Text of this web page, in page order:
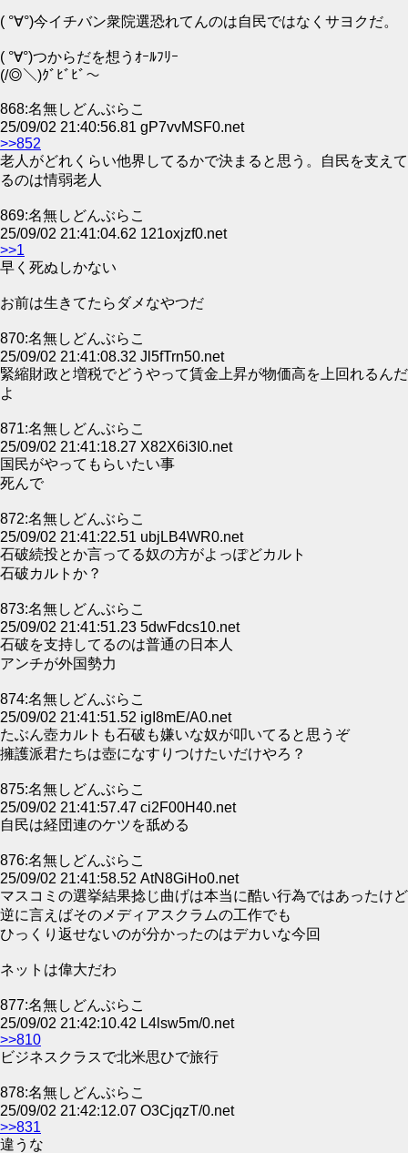
( °∀°)今イチバン衆院選恐れてんのは自民ではなくサヨクだ。
( °∀°)つからだを想うｵｰﾙﾌﾘｰ
(/◎＼)ｸﾞﾋﾞﾋﾞ〜
868:名無しどんぶらこ
25/09/02 21:40:56.81 gP7vvMSF0.net
>>852
老人がどれくらい他界してるかで決まると思う。自民を支えて
るのは情弱老人
869:名無しどんぶらこ
25/09/02 21:41:04.62 121oxjzf0.net
>>1
早く死ぬしかない
お前は生きてたらダメなやつだ
870:名無しどんぶらこ
25/09/02 21:41:08.32 Jl5fTrn50.net
緊縮財政と増税でどうやって賃金上昇が物価高を上回れるんだ
よ
871:名無しどんぶらこ
25/09/02 21:41:18.27 X82X6i3I0.net
国民がやってもらいたい事
死んで
872:名無しどんぶらこ
25/09/02 21:41:22.51 ubjLB4WR0.net
石破続投とか言ってる奴の方がよっぽどカルト
石破カルトか？
873:名無しどんぶらこ
25/09/02 21:41:51.23 5dwFdcs10.net
石破を支持してるのは普通の日本人
アンチが外国勢力
874:名無しどんぶらこ
25/09/02 21:41:51.52 igI8mE/A0.net
たぶん壺カルトも石破も嫌いな奴が叩いてると思うぞ
擁護派君たちは壺になすりつけたいだけやろ？
875:名無しどんぶらこ
25/09/02 21:41:57.47 ci2F00H40.net
自民は経団連のケツを舐める
876:名無しどんぶらこ
25/09/02 21:41:58.52 AtN8GiHo0.net
マスコミの選挙結果捻じ曲げは本当に酷い行為ではあったけど
逆に言えばそのメディアスクラムの工作でも
ひっくり返せないのが分かったのはデカいな今回
ネットは偉大だわ
877:名無しどんぶらこ
25/09/02 21:42:10.42 L4lsw5m/0.net
>>810
ビジネスクラスで北米思ひで旅行
878:名無しどんぶらこ
25/09/02 21:42:12.07 O3CjqzT/0.net
>>831
違うな